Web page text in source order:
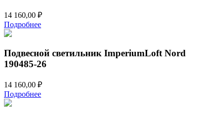
14 160,00 ₽
Подробнее
Подвесной светильник ImperiumLoft Nord
190485-26
14 160,00 ₽
Подробнее